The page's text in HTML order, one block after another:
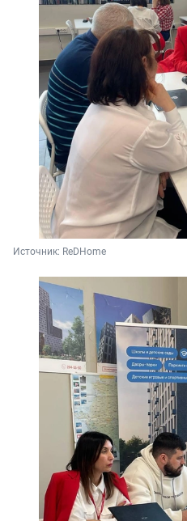
Источник: ReDHome